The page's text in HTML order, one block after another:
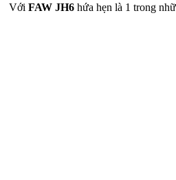
Với FAW JH6 hứa hẹn là 1 trong